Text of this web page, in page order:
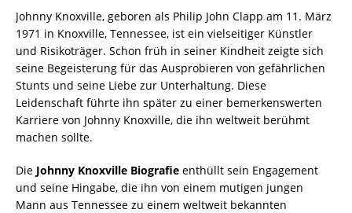
Johnny Knoxville, geboren als Philip John Clapp am 11. März
1971 in Knoxville, Tennessee, ist ein vielseitiger Künstler
und Risikoträger. Schon früh in seiner Kindheit zeigte sich
seine Begeisterung für das Ausprobieren von gefährlichen
Stunts und seine Liebe zur Unterhaltung. Diese
Leidenschaft führte ihn später zu einer bemerkenswerten
Karriere von Johnny Knoxville, die ihn weltweit berühmt
machen sollte.
Die Johnny Knoxville Biografie enthüllt sein Engagement
und seine Hingabe, die ihn von einem mutigen jungen
Mann aus Tennessee zu einem weltweit bekannten